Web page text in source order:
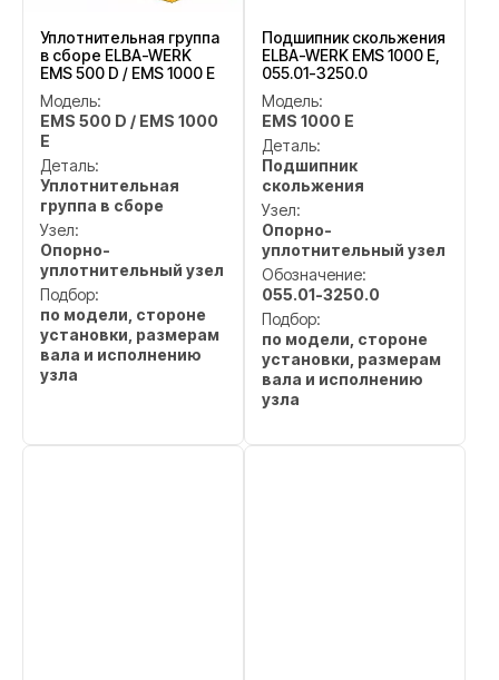
Уплотнительная группа
в сборе ELBA-WERK
EMS 500 D / EMS 1000 E
Модель:
EMS 500 D / EMS 1000
E
Деталь:
Уплотнительная
группа в сборе
Узел:
Опорно-
уплотнительный узел
Подбор:
по модели, стороне
установки, размерам
вала и исполнению
узла
Подшипник скольжения
ELBA-WERK EMS 1000 E,
055.01-3250.0
Модель:
EMS 1000 E
Деталь:
Подшипник
скольжения
Узел:
Опорно-
уплотнительный узел
Обозначение:
055.01-3250.0
Подбор:
по модели, стороне
установки, размерам
вала и исполнению
узла